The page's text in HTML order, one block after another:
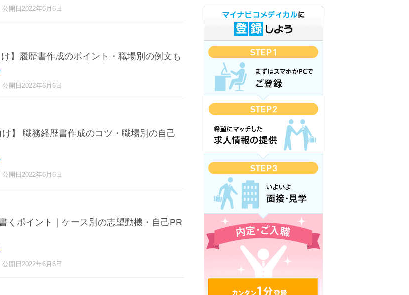
公開日2022年6月6日
け】履歴書作成のポイント・職場別の例文も
公開日2022年6月6日
け】 職務経歴書作成のコツ・職場別の自己
公開日2022年6月6日
くポイント｜ケース別の志望動機・自己PR
公開日2022年6月6日